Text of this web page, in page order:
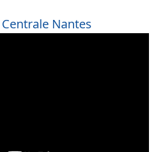
Nantes